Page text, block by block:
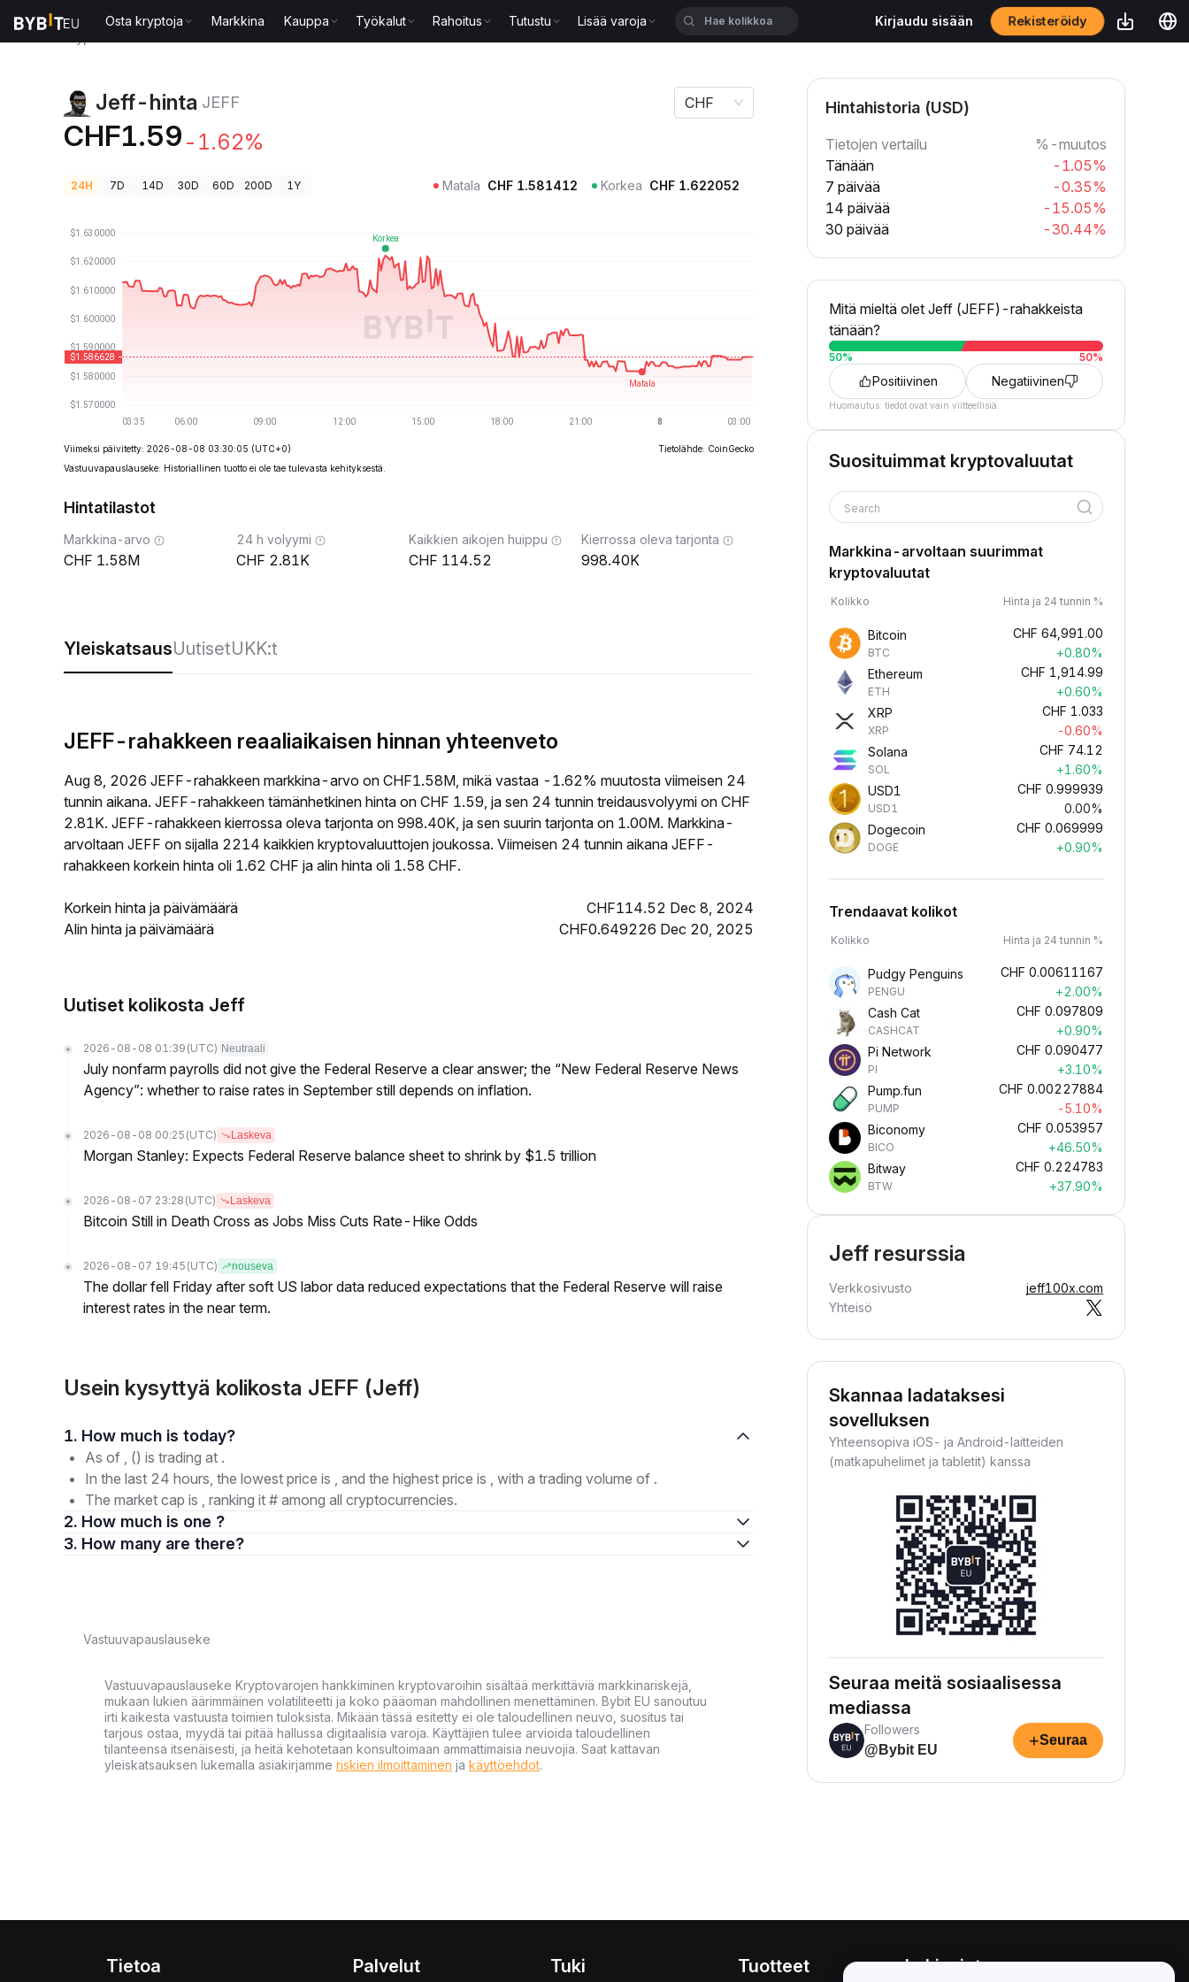
Osta kryptoja Markkina Kauppa Työkalut Rahoitus Tutustu Lisää varoja Kirjaudu sisään Rekisteröidy
Jeff-hinta JEFF
CHF1.59 -1.62%
CHF
24H 7D 14D 30D 60D 200D 1Y Matala CHF 1.581412 Korkea CHF 1.622052
Viimeksi päivitetty: 2026-08-08 03:30:05 (UTC+0)
Tietolähde: CoinGecko
Vastuuvapauslauseke: Historiallinen tuotto ei ole tae tulevasta kehityksestä.
Hintatilastot
Markkina-arvo
1.58M
24 h volyymi
2.81K
Kaikkien aikojen huippu
114.52
Kierrossa oleva tarjonta
998.40K
YleiskatsausUutisetUKK:t
JEFF-rahakkeen reaaliaikaisen hinnan yhteenveto
Aug 8, 2026 JEFF-rahakkeen markkina-arvo on CHF1.58M, mikä vastaa -1.62% muutosta viimeisen 24
tunnin aikana. JEFF-rahakkeen tämänhetkinen hinta on CHF 1.59, ja sen 24 tunnin treidausvolyymi on CHF
2.81K. JEFF-rahakkeen kierrossa oleva tarjonta on 998.40K, ja sen suurin tarjonta on 1.00M. Markkina-
arvoltaan JEFF on sijalla 2214 kaikkien kryptovaluuttojen joukossa. Viimeisen 24 tunnin aikana JEFF-
rahakkeen korkein hinta oli 1.62 CHF ja alin hinta oli 1.58 CHF.
Korkein hinta ja päivämäärä
CHF114.52 Dec 8, 2024
Alin hinta ja päivämäärä
CHF0.649226 Dec 20, 2025
Uutiset kolikosta Jeff
2026-08-08 01:39 (UTC) Neutraali
July nonfarm payrolls did not give the Federal Reserve a clear answer; the “New Federal Reserve News
Agency”: whether to raise rates in September still depends on inflation.
2026-08-08 00:25 (UTC) Laskeva
Morgan Stanley: Expects Federal Reserve balance sheet to shrink by $1.5 trillion
2026-08-07 23:28 (UTC) Laskeva
Bitcoin Still in Death Cross as Jobs Miss Cuts Rate-Hike Odds
2026-08-07 19:45 (UTC) nouseva
The dollar fell Friday after soft US labor data reduced expectations that the Federal Reserve will raise
interest rates in the near term.
Usein kysyttyä kolikosta JEFF (Jeff)
1. How much is today?
As of , () is trading at .
In the last 24 hours, the lowest price is , and the highest price is , with a trading volume of .
The market cap is , ranking it # among all cryptocurrencies.
2. How much is one ?
3. How many are there?
Vastuuvapauslauseke
Vastuuvapauslauseke Kryptovarojen hankkiminen kryptovaroihin sisältää merkittäviä markkinariskejä,
mukaan lukien äärimmäinen volatiliteetti ja koko pääoman mahdollinen menettäminen. Bybit EU sanoutuu
irti kaikesta vastuusta toimien tuloksista. Mikään tässä esitetty ei ole taloudellinen neuvo, suositus tai
tarjous ostaa, myydä tai pitää hallussa digitaalisia varoja. Käyttäjien tulee arvioida taloudellinen
tilanteensa itsenäisesti, ja heitä kehotetaan konsultoimaan ammattimaisia neuvojia. Saat kattavan
yleiskatsauksen lukemalla asiakirjamme riskien ilmoittaminen ja käyttöehdot.
Hintahistoria (USD)
Tietojen vertailu
%-muutos
Tänään
-1.05%
7 päivää
-0.35%
14 päivää
-15.05%
30 päivää
-30.44%
Mitä mieltä olet Jeff (JEFF)-rahakkeista
tänään?
50% 50%
Positiivinen Negatiivinen
Huomautus: tiedot ovat vain viitteellisiä.
Suosituimmat kryptovaluutat
Search
Markkina-arvoltaan suurimmat
kryptovaluutat
Kolikko Hinta ja 24 tunnin %
Bitcoin
BTC
CHF 64,991.00
+0.80%
Ethereum
ETH
CHF 1,914.99
+0.60%
XRP
XRP
CHF 1.033
-0.60%
Solana
SOL
CHF 74.12
+1.60%
USD1
USD1
CHF 0.999939
0.00%
Dogecoin
DOGE
CHF 0.069999
+0.90%
Trendaavat kolikot
Kolikko Hinta ja 24 tunnin %
Pudgy Penguins
PENGU
CHF 0.00611167
+2.00%
Cash Cat
CASHCAT
CHF 0.097809
+0.90%
Pi Network
PI
CHF 0.090477
+3.10%
Pump.fun
PUMP
CHF 0.00227884
-5.10%
Biconomy
BICO
CHF 0.053957
+46.50%
Bitway
BTW
CHF 0.224783
+37.90%
Jeff resurssia
Verkkosivusto
jeff100x.com
Yhteisö
Skannaa ladataksesi
sovelluksen
Yhteensopiva iOS- ja Android-laitteiden
(matkapuhelimet ja tabletit) kanssa
Seuraa meitä sosiaalisessa
mediassa
Followers
@Bybit EU
+Seuraa
Tietoa Palvelut Tuki Tuotteet Lakiasiat